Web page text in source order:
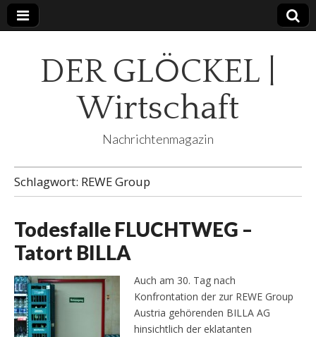
DER GLÖCKEL |
Wirtschaft
Nachrichtenmagazin
Schlagwort: REWE Group
Todesfalle FLUCHTWEG –
Tatort BILLA
Auch am 30. Tag nach
Konfrontation der zur REWE Group
Austria gehörenden BILLA AG
hinsichtlich der eklatanten